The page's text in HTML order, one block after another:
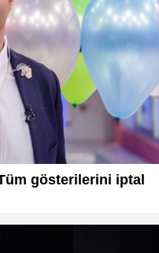
gösterilerini iptal